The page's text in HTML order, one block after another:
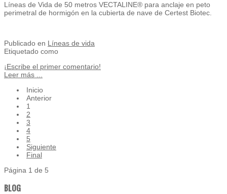
Líneas de Vida de 50 metros VECTALINE® para anclaje en peto
perimetral de hormigón en la cubierta de nave de Certest Biotec.
Publicado en Líneas de vida
Etiquetado como
¡Escribe el primer comentario!
Leer más ...
Inicio
Anterior
1
2
3
4
5
Siguiente
Final
Página 1 de 5
BLOG